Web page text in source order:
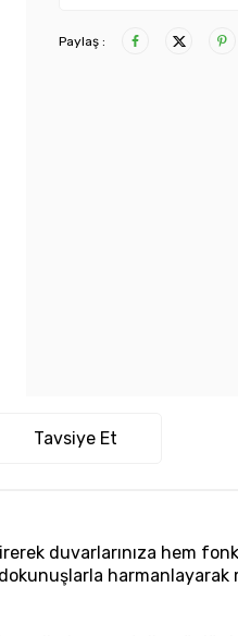
Paylaş :
Tavsiye Et
duvarlarınıza hem
harmanlayarak